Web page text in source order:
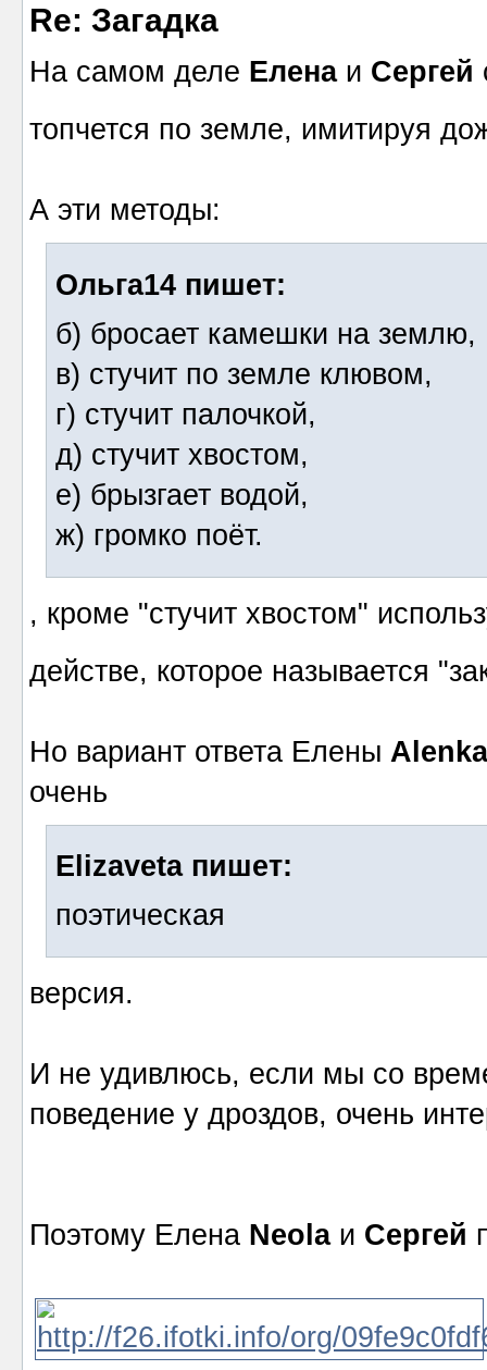
Re: Загадка
На самом деле Еленаи Сергей
топчется по земле, имитируя
А эти методы:
Ольга14 пишет:
б) бросает камешки на землю,
в) стучит по земле клювом,
г) стучит палочкой,
д) стучит хвостом,
е) брызгает водой,
ж) громко поёт.
, кроме "стучит хвостом"
действе, которое называется
Но вариант ответа Елены
очень
Elizaveta пишет:
поэтическая
версия.
И не удивлюсь, если мы со
поведение у дроздов, очень
Поэтому Елена Neolaи Сергей